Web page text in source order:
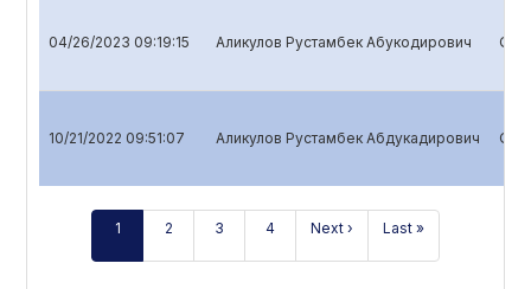
04/26/2023 09:19:15 Аликулов Рустамбек Абукодирович
10/21/2022 09:51:07 Аликулов Рустамбек Абдукадирович
1 2 3 4 Next › Last »